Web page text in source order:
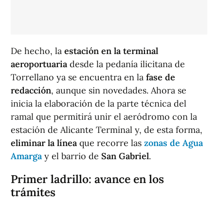
De hecho, la estación en la terminal
aeroportuaria desde la pedanía ilicitana de
Torrellano ya se encuentra en la fase de
redacción, aunque sin novedades. Ahora se
inicia la elaboración de la parte técnica del
ramal que permitirá unir el aeródromo con la
estación de Alicante Terminal y, de esta forma,
eliminar la línea que recorre las zonas de Agua
Amarga y el barrio de San Gabriel.
Primer ladrillo: avance en los
trámites